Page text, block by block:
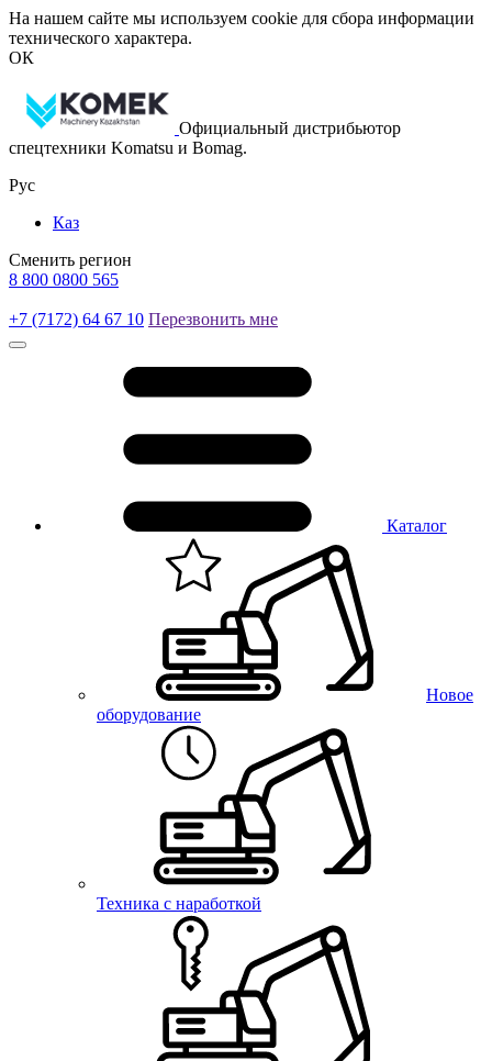
На нашем сайте мы используем cookie для сбора информации
технического характера.
ОК
Официальный дистрибьютор
спецтехники Komatsu и Bomag.
Рус
Каз
Сменить регион
8 800 0800 565
+7 (7172) 64 67 10 Перезвонить мне
Каталог
Новое
оборудование
Техника с наработкой